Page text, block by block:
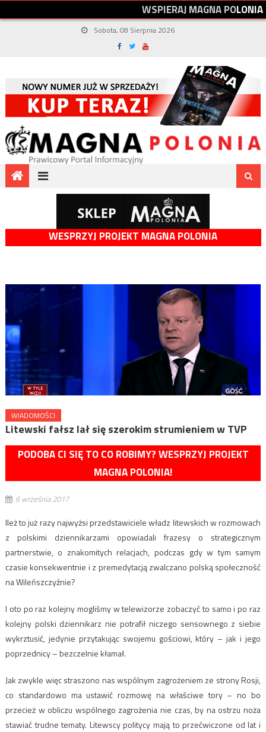
WSPIERAJMAGNAPOLONIA
Sobota, 08 Sierpnia 2026
WESPRZYJ PROJEKT MAGNA POLONIA
WIADOMOŚCI
Litewski fałsz lał się szerokim strumieniem w TVP
PODOBA CI SIĘ TO CO ROBIMY? WESPRZYJ PROJEKT
MAGNA POLONIA!
6 września 2017
Ileż to już razy najwyżsi przedstawiciele władz litewskich w rozmowach
z polskimi dziennikarzami opowiadali frazesy o strategicznym
partnerstwie, o znakomitych relacjach, podczas gdy w tym samym
czasie konsekwentnie i z premedytacją zwalczano polską społeczność
na Wileńszczyźnie?
I oto po raz kolejny mogliśmy w telewizorze zobaczyć to samo i po raz
kolejny polski dziennikarz nie potrafił niczego sensownego z siebie
wykrztusić, jedynie przytakując swojemu gościowi, który – jak i jego
poprzednicy – bezczelnie kłamał.
Jak zwykle więc straszono nas wspólnym zagrożeniem ze strony Rosji,
co standardowo ma ustawić rozmowę na właściwe tory – no bo
przecież w obliczu wspólnego zagrożenia nie czas, by na ostrzu noża
stawiać trudne tematy. Litewscy politycy mają to przećwiczone od lat i